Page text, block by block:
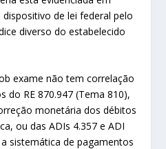
de lei federal pelo
diverso do estabelecido
exame não tem correlação
do RE 870.947 (Tema 810),
monetária dos débitos
ou das ADIs 4.357 e ADI
sistemática de pagamentos